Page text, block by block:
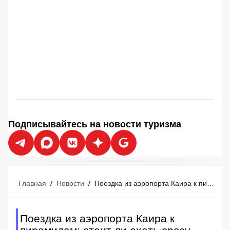
Подписывайтесь на новости туризма
Главная / Новости /
Поездка из аэропорта Каира к